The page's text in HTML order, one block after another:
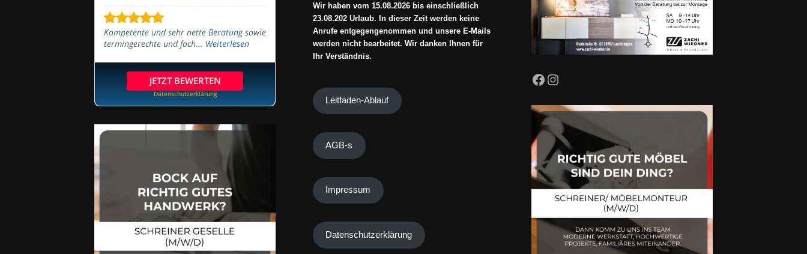
Kompetente und sehr nette Beratung sowie
termingerechte und fach... Weiterlesen
JETZT BEWERTEN
Datenschutzerklärung
Wir haben vom 15.08.2026 bis einschließlich
23.08.202 Urlaub. In dieser Zeit werden keine
Anrufe entgegengenommen und unsere E-Mails
werden nicht bearbeitet. Wir danken Ihnen für
Ihr Verständnis.
Leitfaden-Ablauf
AGB-s
Impressum
Datenschutzerklärung
Facebook
Instagram